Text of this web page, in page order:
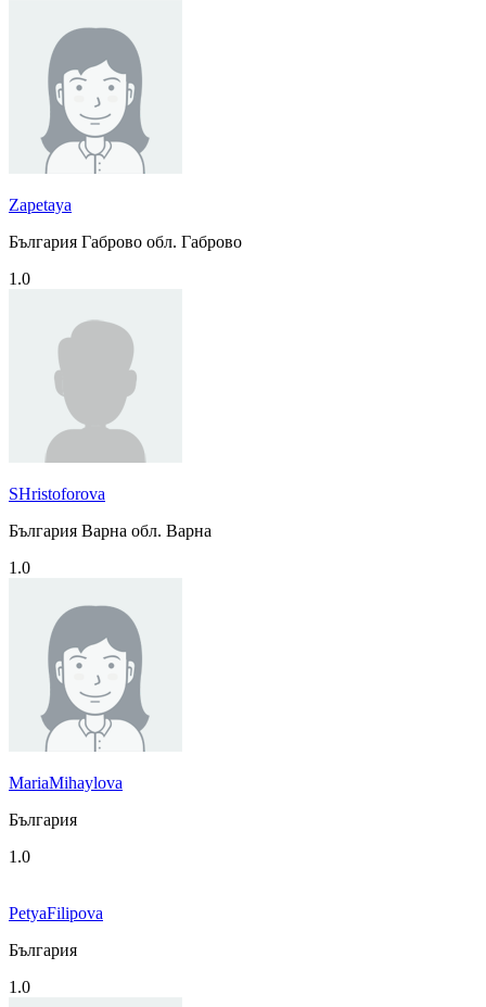
Zapetaya
България Габрово обл. Габрово
1.0
SHristoforova
България Варна обл. Варна
1.0
MariaMihaylova
България
1.0
PetyaFilipova
България
1.0